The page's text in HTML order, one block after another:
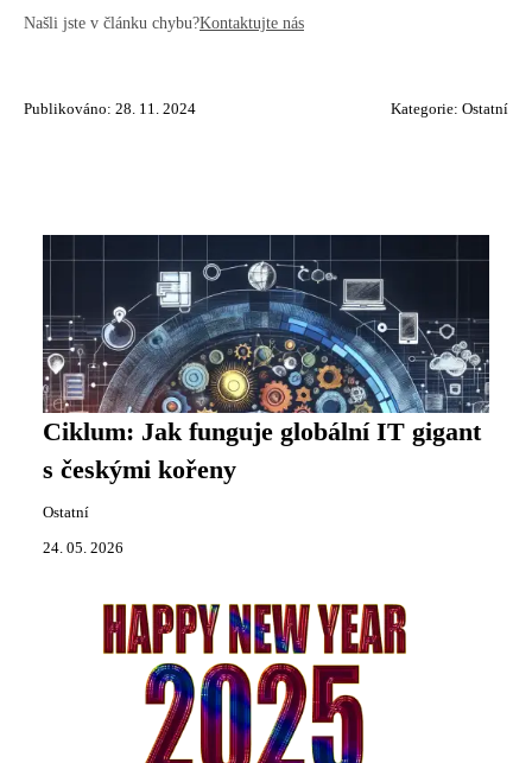
Našli jste v článku chybu?Kontaktujte nás
Publikováno: 28. 11. 2024 Kategorie: Ostatní
Ciklum: Jak funguje globální IT gigant
s českými kořeny
Ostatní
24. 05. 2026